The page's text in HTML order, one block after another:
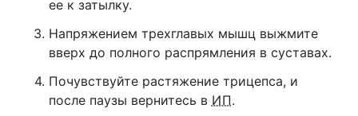
ее к затылку.
Напряжением трехглавых мышц выжмите
вверх до полного распрямления в суставах.
Почувствуйте растяжение трицепса, и
после паузы вернитесь в ИП.